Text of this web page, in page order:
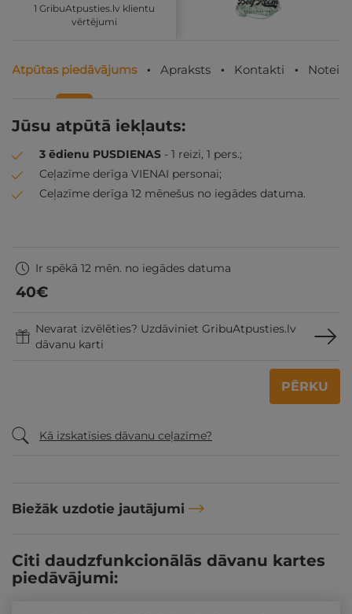
1 GribuAtpusties.lv klientu
vērtējumi
Atpūtas piedāvājums Apraksts Kontakti
Jūsu atpūtā iekļauts:
3 ēdienu PUSDIENAS - 1 reizi, 1 pers.;
Ceļazīme derīga VIENAI personai;
Ceļazīme derīga 12 mēnešus no iegādes datuma.
Ir spēkā 12 mēn. no iegādes datuma
40€
Nevarat izvēlēties? Uzdāviniet GribuAtpusties.lv
dāvanu karti
PĒRKU
Kā izskatīsies dāvanu ceļazīme?
Biežāk uzdotie jautājumi
Citi daudzfunkcionālās dāvanu kartes
piedāvājumi: